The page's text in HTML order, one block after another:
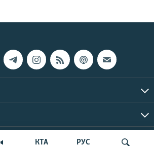
КТА РУС
© Крим.Реалії, 2026 | Усі права застережено.